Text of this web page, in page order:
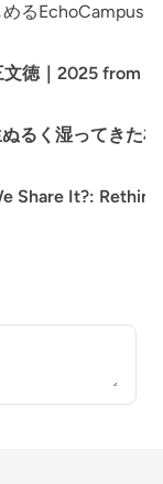
るEchoCampus
徳｜2025 from
るく湿ってきた
It?: